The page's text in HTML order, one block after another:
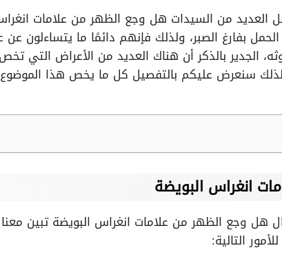
العديد من السيدات هل وجع الظهر من علامات
بفارغ الصبر، ولذلك فإنهم دائمًا ما يتساءلون عن
الجدير بالذكر أن هناك العديد من الأعراض التي
سنعرض عليكم بالتفصيل كل ما يخص هذا
انغراس البويضة
هل وجع الظهر من علامات انغراس البويضة تبين معنا
التالية: